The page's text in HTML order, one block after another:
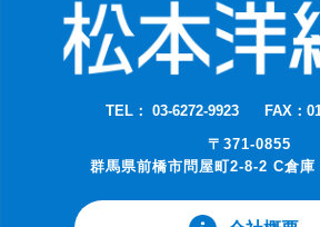
TEL： 03-6272-9923
FAX：
〒371-0855
群馬県前橋市問屋町2-8-2 C倉庫